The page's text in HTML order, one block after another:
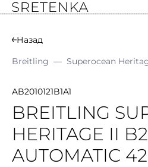
Назад
Breitling — Superocean
AB2010121B1A1
BREITLING
HERITAGE II
AUTOMATIC 42